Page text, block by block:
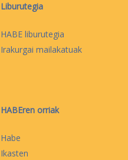
Liburutegia
HABE liburutegia
Irakurgai mailakatuak
HABEren orriak
Habe
Ikasten